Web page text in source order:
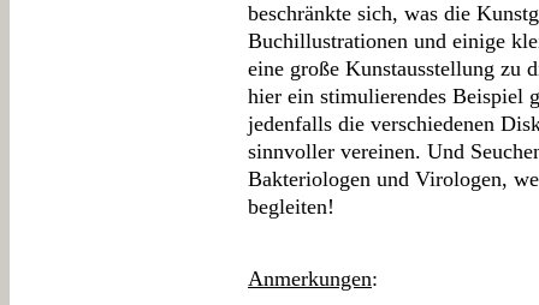
beschränkte sich, was die
Buchillustrationen und einige
eine große Kunstausstellung zu
hier ein stimulierendes Beispiel
jedenfalls die verschiedenen
sinnvoller vereinen. Und
Bakteriologen und Virologen,
begleiten!
Anmerkungen: